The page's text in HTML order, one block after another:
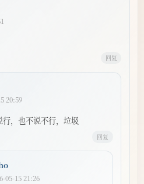
回复
20:59
，也不说不行，垃圾
回复
05-15 21:26